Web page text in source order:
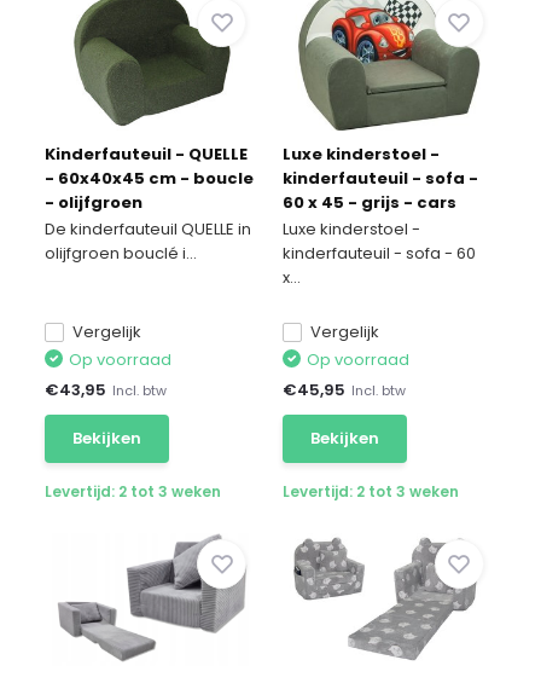
Kinderfauteuil - QUELLE
- 60x40x45 cm - boucle
- olijfgroen
De kinderfauteuil QUELLE in
olijfgroen bouclé i...
Vergelijk
Op voorraad
€43,95 Incl. btw
Bekijken
Levertijd: 2 tot 3 weken
Luxe kinderstoel -
kinderfauteuil - sofa -
60 x 45 - grijs - cars
Luxe kinderstoel -
kinderfauteuil - sofa - 60
x...
Vergelijk
Op voorraad
€45,95 Incl. btw
Bekijken
Levertijd: 2 tot 3 weken